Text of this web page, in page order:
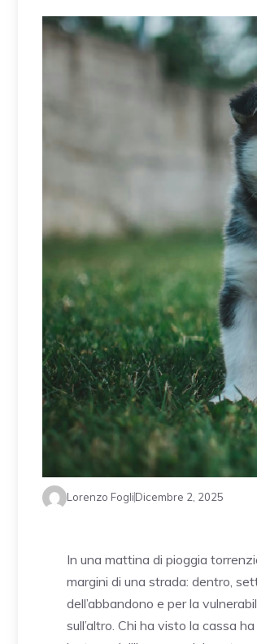
Lorenzo FogliDicembre 2, 2025
In una mattina di pioggia
margini di una strada: dentro,
dell’abbandono e per la
sull’altro. Chi ha visto la cassa